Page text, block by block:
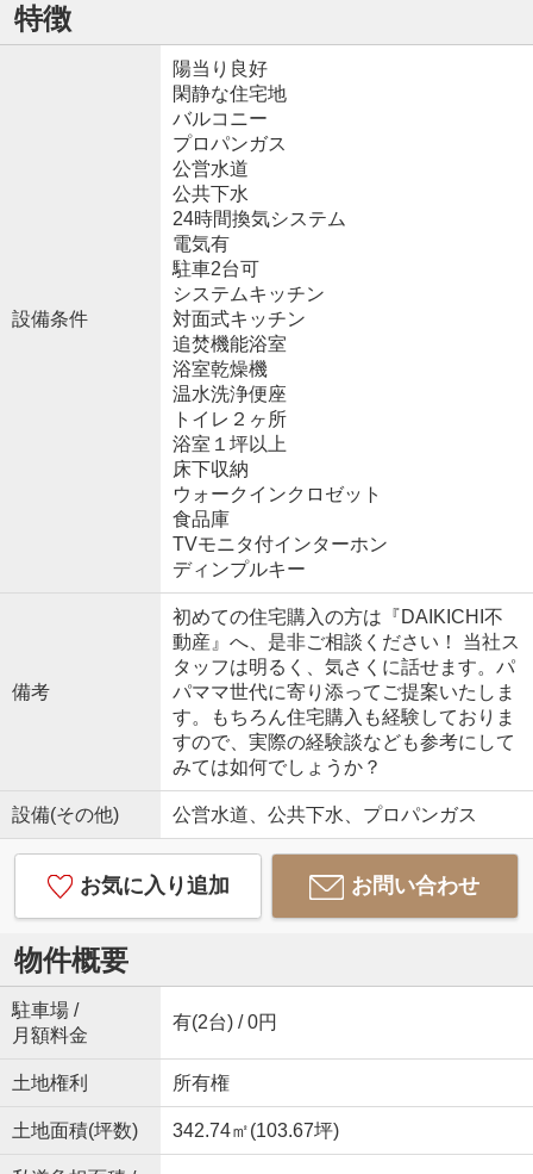
特徴
設備条件
陽当り良好
閑静な住宅地
バルコニー
プロパンガス
公営水道
公共下水
24時間換気システム
電気有
駐車2台可
システムキッチン
対面式キッチン
追焚機能浴室
浴室乾燥機
温水洗浄便座
トイレ２ヶ所
浴室１坪以上
床下収納
ウォークインクロゼット
食品庫
TVモニタ付インターホン
ディンプルキー
備考
初めての住宅購入の方は『DAIKICHI不
動産』へ、是非ご相談ください！ 当社ス
タッフは明るく、気さくに話せます。パ
パママ世代に寄り添ってご提案いたしま
す。もちろん住宅購入も経験しておりま
すので、実際の経験談なども参考にして
みては如何でしょうか？
設備(その他) 公営水道、公共下水、プロパンガス
お気に入り追加 お問い合わせ
物件概要
駐車場 /
月額料金
有(2台) / 0円
土地権利 所有権
土地面積(坪数) 342.74㎡(103.67坪)